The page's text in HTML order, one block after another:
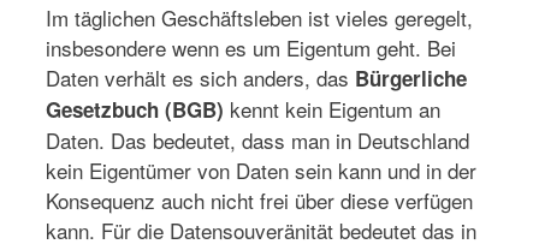
Im täglichen Geschäftsleben ist vieles geregelt,
insbesondere wenn es um Eigentum geht. Bei
Daten verhält es sich anders, das Bürgerliche
Gesetzbuch (BGB) kennt kein Eigentum an
Daten. Das bedeutet, dass man in Deutschland
kein Eigentümer von Daten sein kann und in der
Konsequenz auch nicht frei über diese verfügen
kann. Für die Datensouveränität bedeutet das in